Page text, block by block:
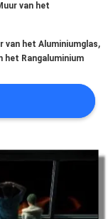
van het
van het Aluminiumglas,
het Rangaluminium